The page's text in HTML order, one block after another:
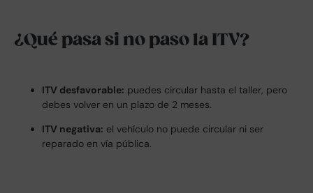
¿Qué pasa si no paso la ITV?
ITV desfavorable: puedes circular hasta el taller, pero
debes volver en un plazo de 2 meses.
ITV negativa: el vehículo no puede circular ni ser
reparado en vía pública.